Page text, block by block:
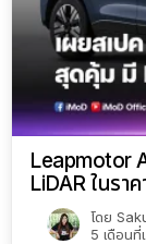
Leapmotor
LiDAR ในรา
โดย
5 เดือนที่